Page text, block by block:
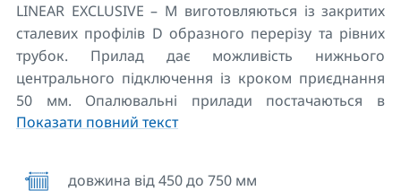
LINEAR EXCLUSIVE – M виготовляються із закритих
сталевих профілів D образного перерізу та рівних
трубок. Прилад дає можливість нижнього
центрального підключення із кроком приєднання
50 мм. Опалювальні прилади постачаються в
комплекті з набором для кріплення до стіни,
Показати повний текст
довжина від 450 до 750 мм